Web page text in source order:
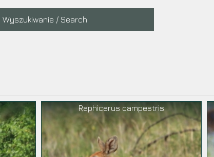
Wyszukiwanie / Search
Raphicerus campestris